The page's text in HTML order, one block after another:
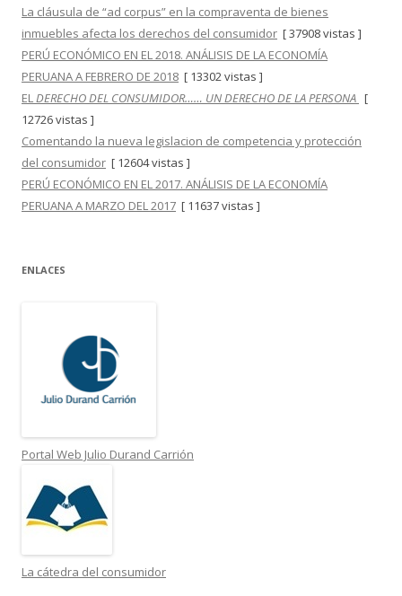
La cláusula de “ad corpus” en la compraventa de bienes
inmuebles afecta los derechos del consumidor [ 37908 vistas ]
PERÚ ECONÓMICO EN EL 2018. ANÁLISIS DE LA ECONOMÍA
PERUANA A FEBRERO DE 2018 [ 13302 vistas ]
ELDERECHO DEL CONSUMIDOR…… UN DERECHO DE LA PERSONA [
12726 vistas ]
Comentando la nueva legislacion de competencia y protección
del consumidor [ 12604 vistas ]
PERÚ ECONÓMICO EN EL 2017. ANÁLISIS DE LA ECONOMÍA
PERUANA A MARZO DEL 2017 [ 11637 vistas ]
ENLACES
Portal Web Julio Durand Carrión
La cátedra del consumidor